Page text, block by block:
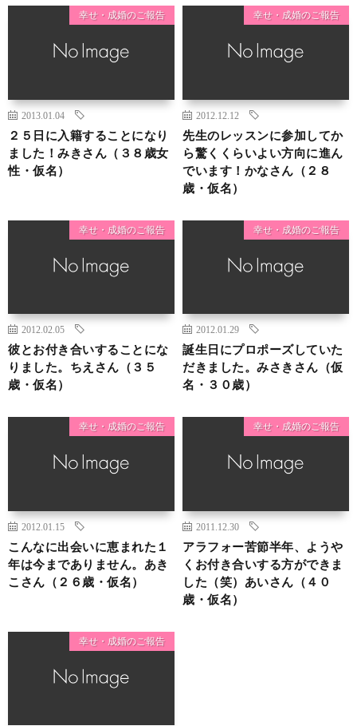
幸せ・成婚のご報告
2013.01.04
２５日に入籍することになり
ました！みきさん（３８歳女
性・仮名）
幸せ・成婚のご報告
2012.12.12
先生のレッスンに参加してか
ら驚くくらいよい方向に進ん
でいます！かなさん（２８
歳・仮名）
幸せ・成婚のご報告
2012.02.05
彼とお付き合いすることにな
りました。ちえさん（３５
歳・仮名）
幸せ・成婚のご報告
2012.01.29
誕生日にプロポーズしていた
だきました。みさきさん（仮
名・３０歳）
幸せ・成婚のご報告
2012.01.15
こんなに出会いに恵まれた１
年は今までありません。あき
こさん（２６歳・仮名）
幸せ・成婚のご報告
2011.12.30
アラフォー苦節半年、ようや
くお付き合いする方ができま
した（笑）あいさん（４０
歳・仮名）
幸せ・成婚のご報告